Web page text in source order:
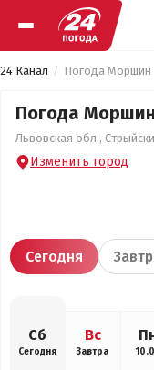
24 Канал Погода Моршин
Погода
Львовская обл.,
Изменить город
Сегодня
Сб
Сегодня
Вс
Завтра